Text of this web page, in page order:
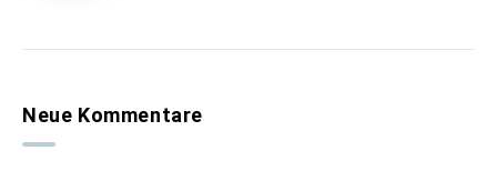
Neue Kommentare